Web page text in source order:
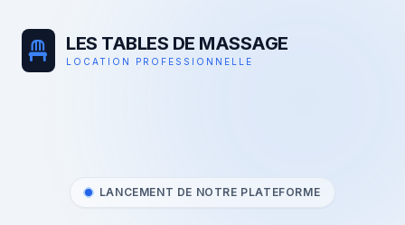
LES TABLES DE MASSAGE
LOCATION PROFESSIONNELLE
LANCEMENT DE NOTRE PLATEFORME